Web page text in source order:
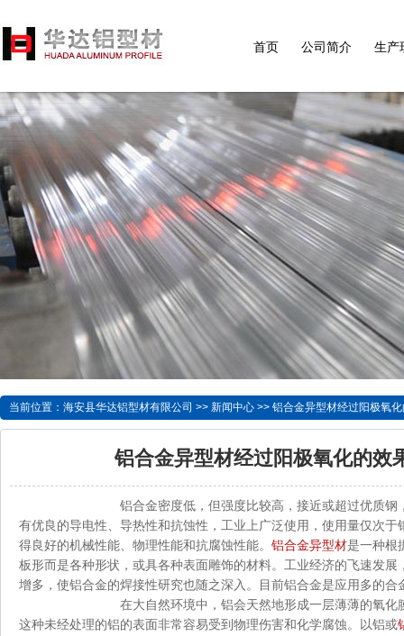
首页 公司简介 生产
当前位置： 海安县华达铝型材有限公司 >> 新闻中心 >> 铝合金异型材经过阳极氧
铝合金异型材经过阳极氧化的效
铝合金密度低，但强度比较高，接近或超过优质钢，塑
有优良的导电性、导热性和抗蚀性，工业上广泛使用，使用量仅次
得良好的机械性能、物理性能和抗腐蚀性能。 铝合金异型材是一种根
板形而是各种形状，或具各种表面雕饰的材料。工业经济的飞速发
增多，使铝合金的焊接性研究也随之深入。目前铝合金是应用多的合
在大自然环境中，铝会天然地形成一层薄薄的氧化膜，
这种未经处理的铝的表面非常容易受到物理伤害和化学腐蚀。以铝或